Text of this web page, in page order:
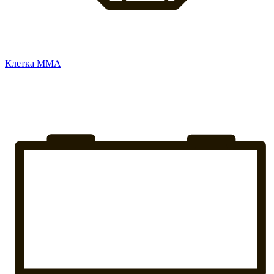
Клетка ММА